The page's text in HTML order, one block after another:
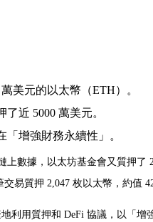
美元的以太幣（ETH）。
近 5000 萬美元。
增強財務永續性」。
上數據， 以太坊基金會又質押了
交易質押 2,047 枚以太幣，約值
利用質押和 DeFi 協議，以「增